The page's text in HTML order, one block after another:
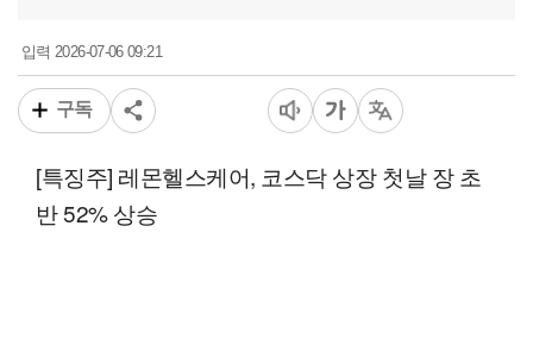
입력 2026-07-06 09:21
구독
[특징주] 레몬헬스케어, 코스닥 상장 첫날 장 초
반 52% 상승